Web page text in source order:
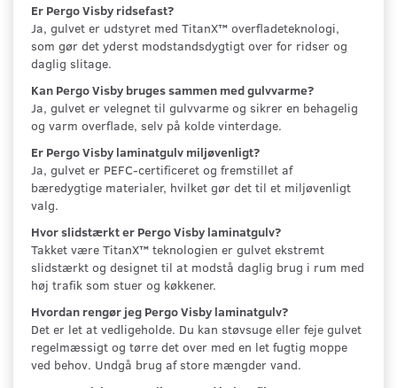
Er Pergo Visby ridsefast?
Ja, gulvet er udstyret med TitanX™ overfladeteknologi,
som gør det yderst modstandsdygtigt over for ridser og
daglig slitage.
Kan Pergo Visby bruges sammen med gulvvarme?
Ja, gulvet er velegnet til gulvvarme og sikrer en behagelig
og varm overflade, selv på kolde vinterdage.
Er Pergo Visby laminatgulv miljøvenligt?
Ja, gulvet er PEFC-certificeret og fremstillet af
bæredygtige materialer, hvilket gør det til et miljøvenligt
valg.
Hvor slidstærkt er Pergo Visby laminatgulv?
Takket være TitanX™ teknologien er gulvet ekstremt
slidstærkt og designet til at modstå daglig brug i rum med
høj trafik som stuer og køkkener.
Hvordan rengør jeg Pergo Visby laminatgulv?
Det er let at vedligeholde. Du kan støvsuge eller feje gulvet
regelmæssigt og tørre det over med en let fugtig moppe
ved behov. Undgå brug af store mængder vand.